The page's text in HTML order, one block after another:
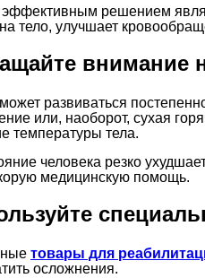
решением
тело, улучшает
внимание
развиваться
или, наоборот, сухая
температуры тела.
человека резко
медицинскую помощь.
товары для
осложнения.